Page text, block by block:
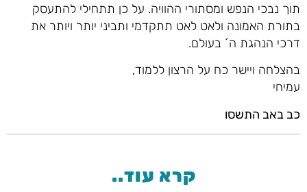
תוך נבכי הנפש ומסתורי ההוויה. על כן תתחילי להתעסק
בתורת האמונה ולאט לאט תתקדמי ותביני יותר ויותר את
דרכי הנהגת ה´ בעולם.
בהצלחה ויישר כח על הרצון ללמוד,
עמיחי
כב באב התשסו
קרא עוד..